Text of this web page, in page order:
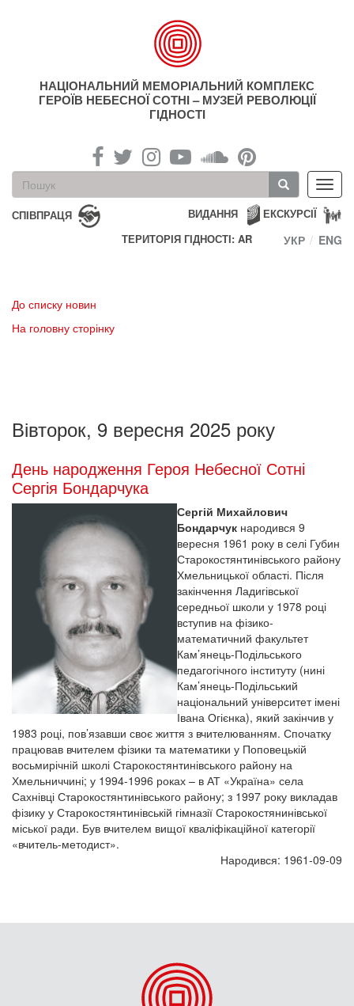
НАЦІОНАЛЬНИЙ МЕМОРІАЛЬНИЙ КОМПЛЕКС
ГЕРОЇВ НЕБЕСНОЇ СОТНІ – МУЗЕЙ РЕВОЛЮЦІЇ
ГІДНОСТІ
Пошукова
форма
Пошук
СПІВПРАЦЯ ЕКСКУРСІЇ
ВИДАННЯ
ТЕРИТОРІЯ ГІДНОСТІ: AR
УКР ENG
До списку новин
На головну сторінку
Вівторок, 9 вересня 2025 року
День народження Героя Небесної Сотні
Сергія Бондарчука
Сергій Михайлович
Бондарчук народився 9
вересня 1961 року в селі Губин
Старокостянтинівського району
Хмельницької області. Після
закінчення Ладигівської
середньої школи у 1978 році
вступив на фізико-
математичний факультет
Кам’янець-Подільського
педагогічного інституту (нині
Кам’янець-Подільський
національний університет імені
Івана Огієнка), який закінчив у
1983 році, пов’язавши своє життя з вчителюванням. Спочатку
працював вчителем фізики та математики у Поповецькій
восьмирічній школі Старокостянтинівського району на
Хмельниччині; у 1994-1996 роках – в АТ «Україна» села
Сахнівці Старокостянтинівського району; з 1997 року викладав
фізику у Старокостянтинівській гімназії Старокостянинівської
міської ради. Був вчителем вищої кваліфікаційної категорії
«вчитель-методист».
Народився: 1961-09-09